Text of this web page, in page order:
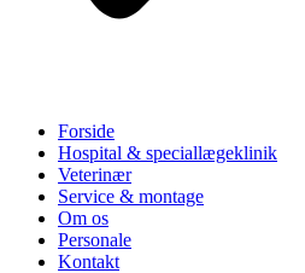
Forside
Hospital & speciallægeklinik
Veterinær
Service & montage
Om os
Personale
Kontakt